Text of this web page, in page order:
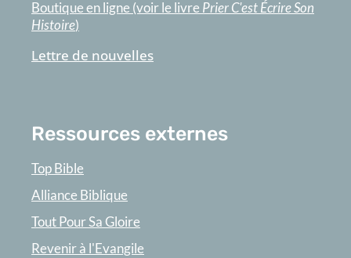
Boutique en ligne (voir le livre Prier C'est Écrire Son
Histoire)
Lettre de nouvelles
Ressources externes
Top Bible
Alliance Biblique
Tout Pour Sa Gloire
Revenir à l'Evangile